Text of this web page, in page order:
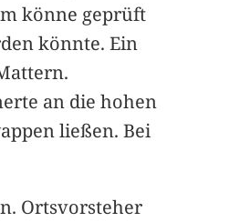
könne geprüft
könnte. Ein
an die hohen
ließen. Bei
Ortsvorsteher